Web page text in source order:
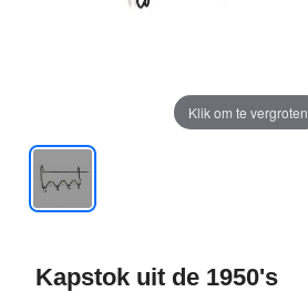
Klik om te vergroten
Kapstok uit de 1950's